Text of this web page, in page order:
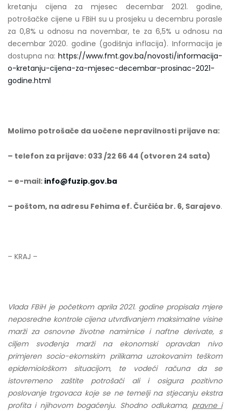
kretanju cijena za mjesec decembar 2021. godine,
potrošačke cijene u FBiH su u prosjeku u decembru porasle
za 0,8% u odnosu na novembar, te za 6,5% u odnosu na
decembar 2020. godine (godišnja inflacija). Informacija je
dostupna na: https://www.fmt.gov.ba/novosti/informacija-
o-kretanju-cijena-za-mjesec-decembar-prosinac-2021-
godine.html
Molimo potrošače da uočene nepravilnosti prijave na:
– telefon za prijave: 033 /22 66 44 (otvoren 24 sata)
– e-mail: info@fuzip.gov.ba
– poštom, na adresu Fehima ef. Čurčića br. 6, Sarajevo.
– KRAJ –
Vlada FBiH je početkom aprila 2021. godine propisala mjere
neposredne kontrole cijena utvrđivanjem maksimalne visine
marži za osnovne životne namirnice i naftne derivate, s
ciljem svođenja marži na ekonomski opravdan nivo
primjeren socio-ekomskim prilikama uzrokovanim teškom
epidemiološkom situacijom, te vodeći računa da se
istovremeno zaštite potrošači ali i osigura pozitivno
poslovanje trgovaca koje se ne temelji na stjecanju ekstra
profita i njihovom bogaćenju. Shodno odlukama, pravne i